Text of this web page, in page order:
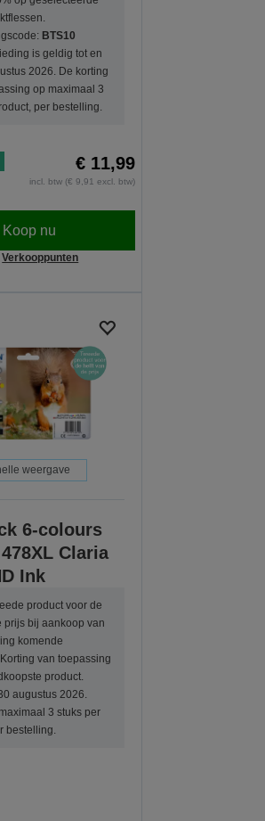
BTS10
is geldig tot en
2026. De korting
op maximaal 3
per bestelling.
€ 11,99
incl. btw (€ 9,91 excl. btw)
Koop nu
Verkooppunten
weergave
6-colours
Claria
Ink
product voor de
prijs bij aankoop van
komende
van toepassing
product.
augustus 2026.
3 stuks per
bestelling.